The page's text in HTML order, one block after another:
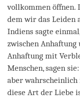
vollkommen
dem wir das Leiden
Indiens sagte
zwischen
Anhaftung mit
Menschen, sagen
aber wahrscheinlich
diese Art der Liebe